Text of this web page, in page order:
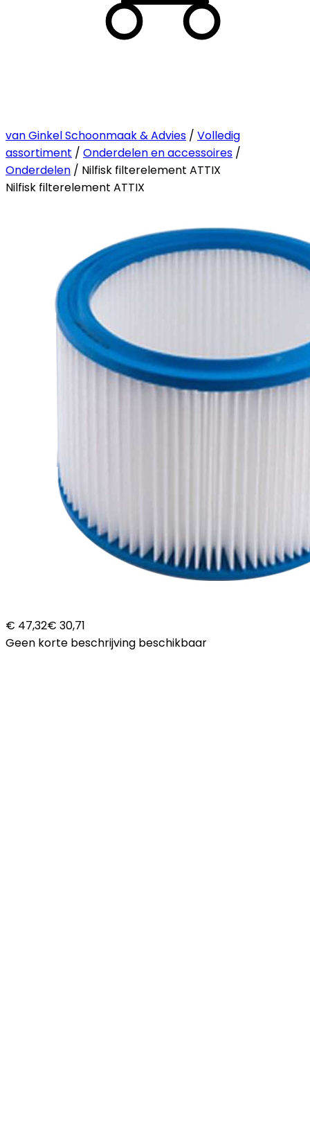
van Ginkel Schoonmaak & Advies / Volledig
assortiment / Onderdelen en accessoires /
Onderdelen / Nilfisk filterelement ATTIX
Nilfisk filterelement ATTIX
€ 47,32€ 30,71
Geen korte beschrijving beschikbaar